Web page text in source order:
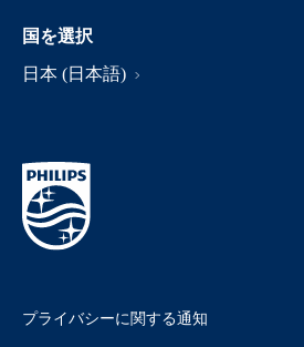
国を選択
日本 (日本語)
プライバシーに関する通知